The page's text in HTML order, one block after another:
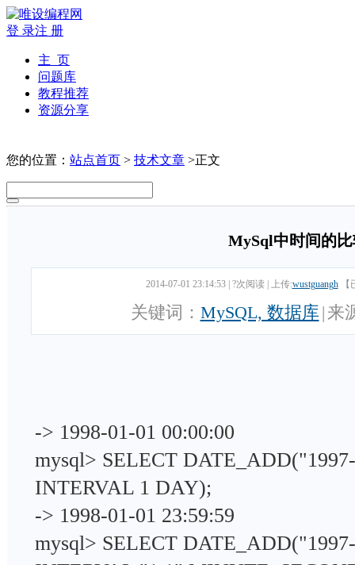
登 录注 册
主 页
问题库
教程推荐
资源分享
您的位置： 站点首页 > 技术文章 >正文
MySql中时间的
2014-07-01 23:14:53 ?次阅读 上传:wustguangh
关键词： MySQL, 数据库| 来
-> 1998-01-01 00:00:00
mysql> SELECT
INTERVAL 1 DAY);
-> 1998-01-01 23:59:59
mysql> SELECT